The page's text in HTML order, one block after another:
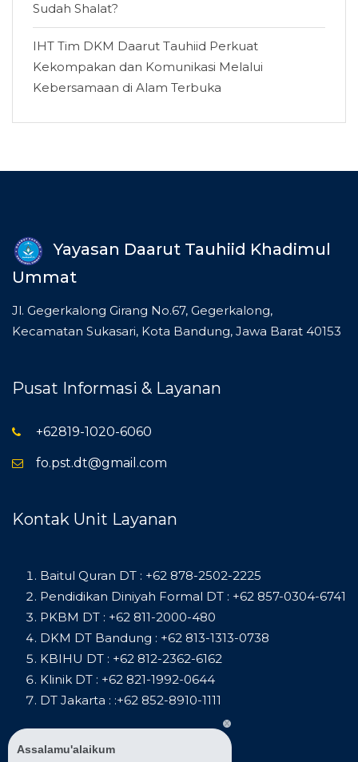
Sudah Shalat?
IHT Tim DKM Daarut Tauhiid Perkuat
Kekompakan dan Komunikasi Melalui
Kebersamaan di Alam Terbuka
Yayasan Daarut Tauhiid Khadimul
Ummat
Jl. Gegerkalong Girang No.67, Gegerkalong,
Kecamatan Sukasari, Kota Bandung, Jawa Barat 40153
Pusat Informasi & Layanan
+62819-1020-6060
fo.pst.dt@gmail.com
Kontak Unit Layanan
Baitul Quran DT : +62 878-2502-2225
Pendidikan Diniyah Formal DT : +62 857-0304-6741
PKBM DT : +62 811-2000-480
DKM DT Bandung : +62 813-1313-0738
KBIHU DT : +62 812-2362-6162
Klinik DT : +62 821-1992-0644
DT Jakarta : :+62 852-8910-1111
Assalamu'alaikum